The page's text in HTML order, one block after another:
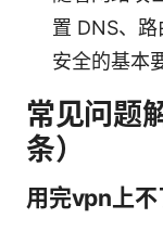
置 DNS、
安全的基本
常见问题
条）
用完vpn上不